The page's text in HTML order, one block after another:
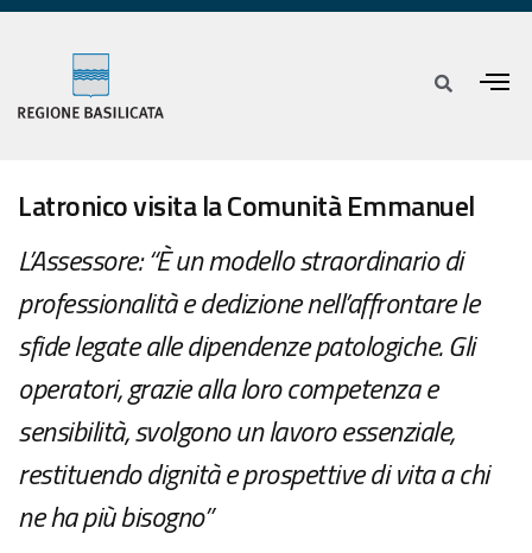
Latronico visita la Comunità Emmanuel
L’Assessore: “È un modello straordinario di
professionalità e dedizione nell’affrontare le
sfide legate alle dipendenze patologiche. Gli
operatori, grazie alla loro competenza e
sensibilità, svolgono un lavoro essenziale,
restituendo dignità e prospettive di vita a chi
ne ha più bisogno”